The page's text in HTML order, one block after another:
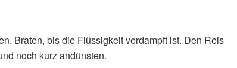
Braten, bis die Flüssigkeit verdampft ist. Den Reis
noch kurz andünsten.